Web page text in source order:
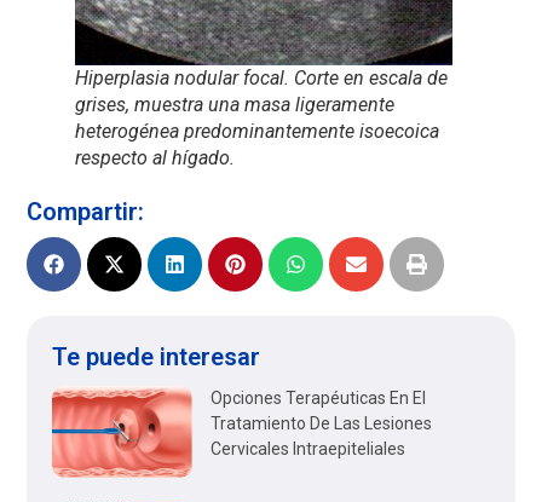
Hiperplasia nodular focal. Corte en escala de
grises, muestra una masa ligeramente
heterogénea predominantemente isoecoica
respecto al hígado.
Compartir:
Te puede interesar
Opciones Terapéuticas En El
Tratamiento De Las Lesiones
Cervicales Intraepiteliales